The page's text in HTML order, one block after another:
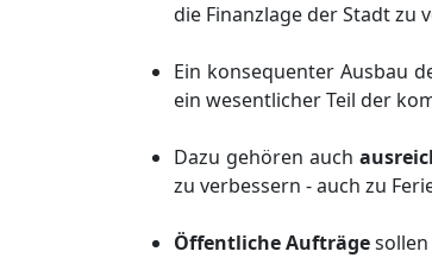
die Finanzlage der Stadt zu
Ein konsequenter Ausbau
ein wesentlicher Teil der
Dazu gehören auch
zu verbessern - auch zu
Öffentliche Aufträge